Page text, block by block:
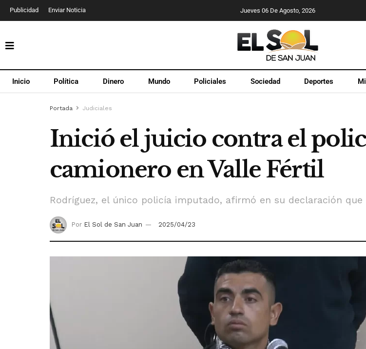
Publicidad Enviar Noticia Jueves 06 De Agosto, 2026
Inicio Política Dinero Mundo Policiales Sociedad Deportes
Portada Judiciales
Inició el juicio contra el
camionero en Valle Fértil
Rodríguez, el único policía imputado, afirmó en su declaración
Por El Sol de San Juan 2025/04/23